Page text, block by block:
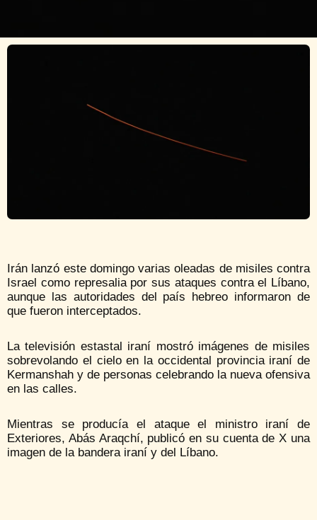
Irán lanzó este domingo varias oleadas de misiles contra
Israel como represalia por sus ataques contra el Líbano,
aunque las autoridades del país hebreo informaron de
que fueron interceptados.
La televisión estastal iraní mostró imágenes de misiles
sobrevolando el cielo en la occidental provincia iraní de
Kermanshah y de personas celebrando la nueva ofensiva
en las calles.
Mientras se producía el ataque el ministro iraní de
Exteriores, Abás Araqchí, publicó en su cuenta de X una
imagen de la bandera iraní y del Líbano.